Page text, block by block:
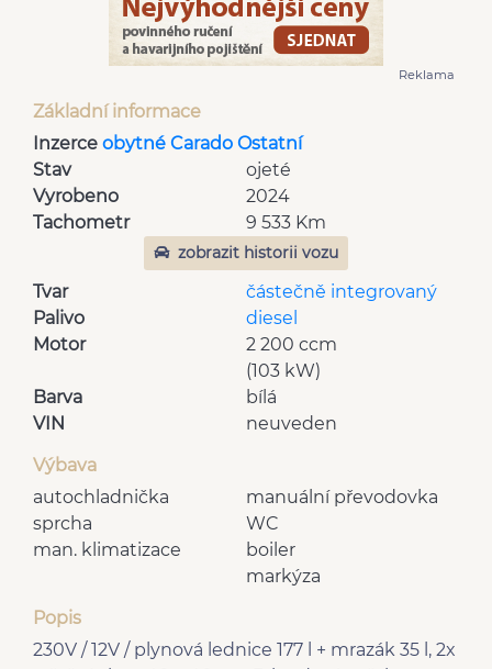
Reklama
Základní informace
Inzerce obytné Carado Ostatní
Stav
ojeté
Vyrobeno
2024
Tachometr
9 533 Km
zobrazit historii vozu
Tvar
částečně integrovaný
Palivo
diesel
Motor
2 200 ccm
(103 kW)
Barva
bílá
VIN
neuveden
Výbava
manuální převodovka
autochladnička
WC
sprcha
boiler
man. klimatizace
markýza
Popis
230V / 12V / plynová lednice 177 l + mrazák 35 l, 2x